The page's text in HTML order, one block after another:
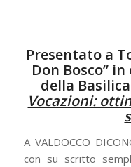
Presentato a
Don Bosco”
della
Vocazioni:
A VALDOCCO
con su scritto